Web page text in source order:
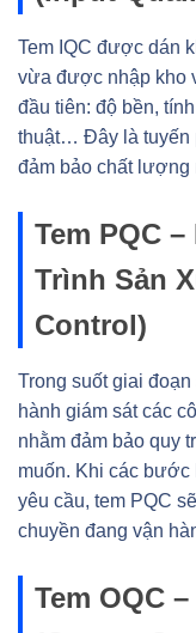
Tem IQC được dán
vừa được nhập kho
đầu tiên: độ bền,
thuật… Đây là tuyến
đảm bảo chất lượng
Tem PQC
Trình Sản
Control)
Trong suốt giai
hành giám sát các
nhằm đảm bảo quy
muốn. Khi các bước
yêu cầu, tem PQC
chuyền đang vận
Tem OQC